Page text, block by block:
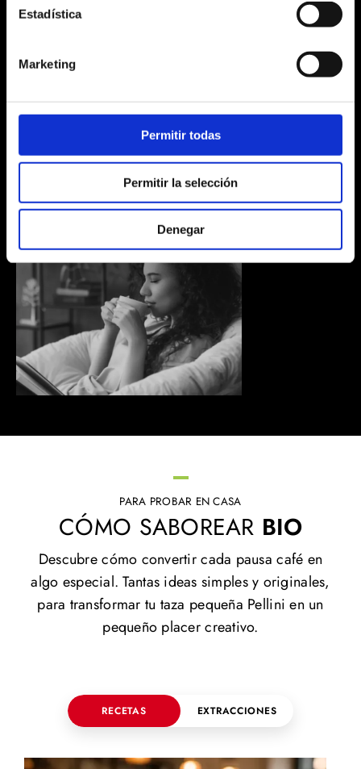
Estadística
Marketing
Permitir todas
Permitir la selección
Denegar
PARA PROBAR EN CASA
CÓMO SABOREAR BIO
Descubre cómo convertir cada pausa café en
algo especial. Tantas ideas simples y originales,
para transformar tu taza pequeña Pellini en un
pequeño placer creativo.
RECETAS EXTRACCIONES